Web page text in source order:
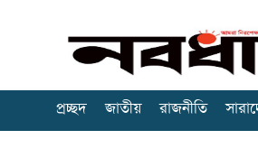
প্রচ্ছদ জাতীয় রাজনীতি